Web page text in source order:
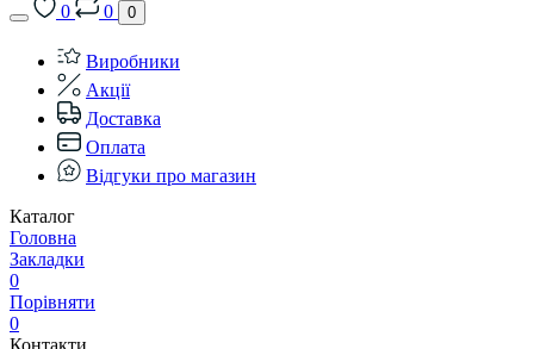
0
0 0
Виробники
Акції
Доставка
Оплата
Відгуки про магазин
Каталог
Головна
Закладки
0
Порівняти
0
Контакти